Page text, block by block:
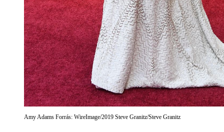
Amy Adams Forrás: WireImage/2019 Steve Granitz/Steve Granitz